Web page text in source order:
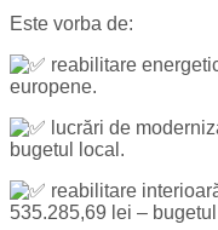
Este vorba de:
reabilitare
europene.
lucrări de
bugetul local.
reabilitare
535.285,69 lei –